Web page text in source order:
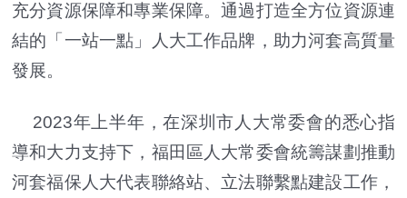
充分資源保障和專業保障。通過打造全方位資源連
結的「一站一點」人大工作品牌，助力河套高質量
發展。
2023年上半年，在深圳市人大常委會的悉心指
導和大力支持下，福田區人大常委會統籌謀劃推動
河套福保人大代表聯絡站、立法聯繫點建設工作，